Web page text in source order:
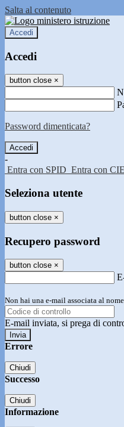
Salta al contenuto
Accedi
Accedi
button close ×
Password dimenticata?
-
Entra con SPID Entra con CIE
Seleziona utente
button close ×
Recupero password
button close ×
Non hai una e-mail associata al
E-mail inviata, si prega di
Errore
Chiudi
Successo
Chiudi
Informazione